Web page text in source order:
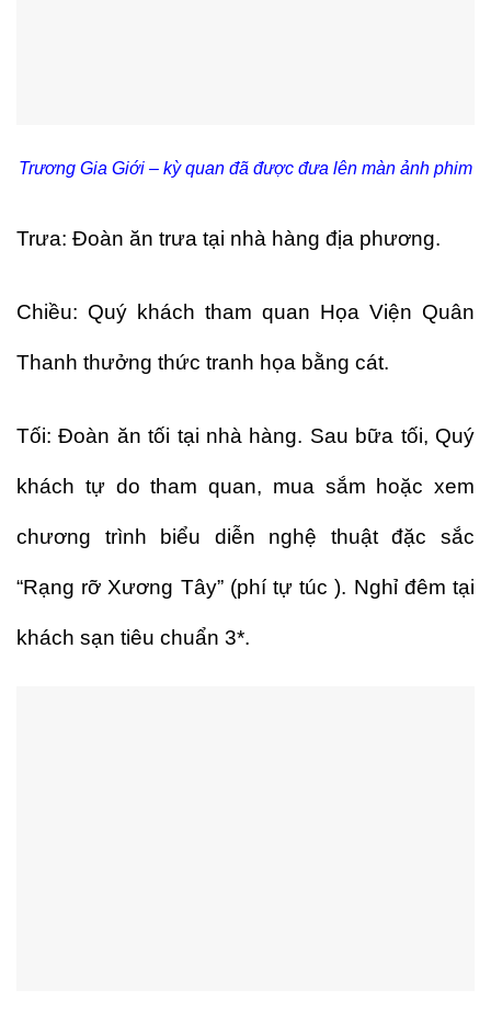
Trương Gia Giới – kỳ quan đã được đưa lên màn ảnh phim
Trưa: Đoàn ăn trưa tại nhà hàng địa phương.
Chiều: Quý khách tham quan Họa Viện Quân
Thanh thưởng thức tranh họa bằng cát.
Tối: Đoàn ăn tối tại nhà hàng. Sau bữa tối, Quý
khách tự do tham quan, mua sắm hoặc xem
chương trình biểu diễn nghệ thuật đặc sắc
“Rạng rỡ Xương Tây” (phí tự túc ). Nghỉ đêm tại
khách sạn tiêu chuẩn 3*.